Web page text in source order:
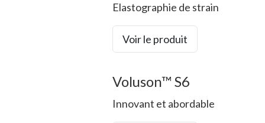
Elastographie de strain
Voir le produit
Voluson™ S6
Innovant et abordable